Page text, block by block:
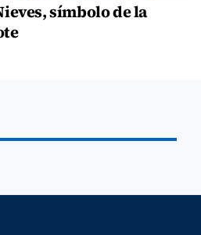
símbolo de la